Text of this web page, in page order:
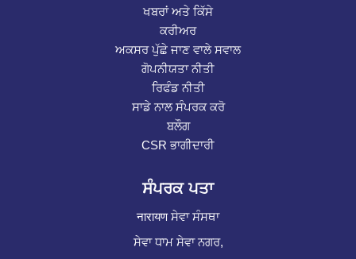
ਖਬਰਾਂ ਅਤੇ ਕਿੱਸੇ
ਕਰੀਅਰ
ਅਕਸਰ ਪੁੱਛੇ ਜਾਣ ਵਾਲੇ ਸਵਾਲ
ਗੋਪਨੀਯਤਾ ਨੀਤੀ
ਰਿਫੰਡ ਨੀਤੀ
ਸਾਡੇ ਨਾਲ ਸੰਪਰਕ ਕਰੋ
ਬਲੌਗ
CSR ਭਾਗੀਦਾਰੀ
ਸੰਪਰਕ ਪਤਾ
नारायण ਸੇਵਾ ਸੰਸਥਾ
ਸੇਵਾ ਧਾਮ ਸੇਵਾ ਨਗਰ,